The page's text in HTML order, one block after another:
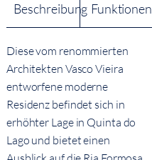
Beschreibung Funktionen
Diese vom renommierten
Architekten Vasco Vieira
entworfene moderne
Residenz befindet sich in
erhöhter Lage in Quinta do
Lago und bietet einen